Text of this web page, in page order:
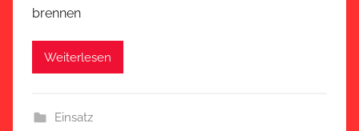
brennen
Weiterlesen
Einsatz